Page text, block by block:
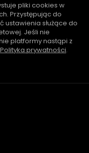
pliki cookies w
Przystępując do
ustawienia służące do
Jeśli nie
platformy nastąpi z
Polityka prywatności.